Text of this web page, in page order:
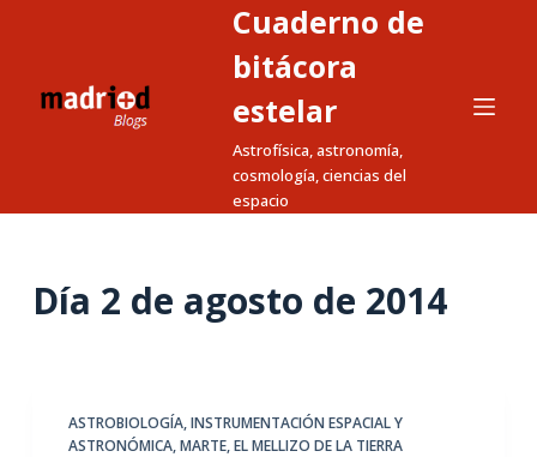
a
Cuaderno de
bitácora
estelar
Astrofísica, astronomía,
cosmología, ciencias del
espacio
Día 2 de agosto de 2014
ASTROBIOLOGÍA,INSTRUMENTACIÓN ESPACIAL Y
ASTRONÓMICA,MARTE, EL MELLIZO DE LA TIERRA